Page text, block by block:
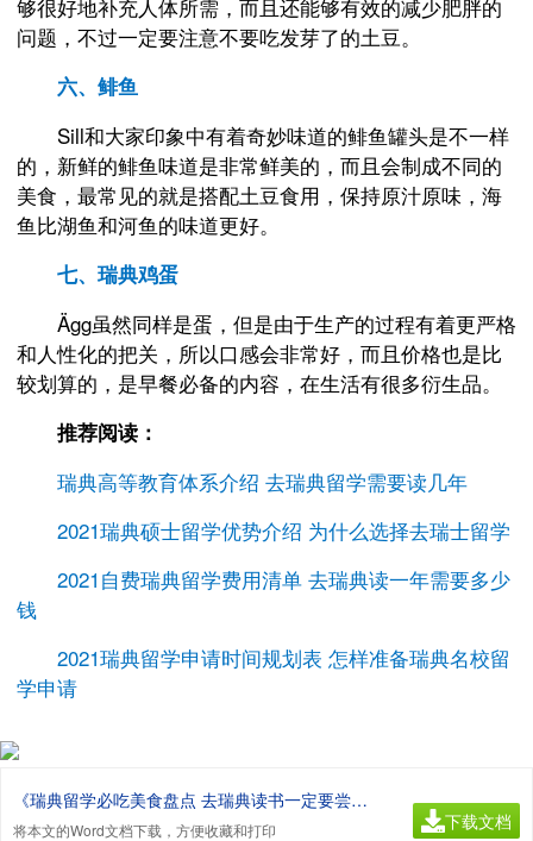
够很好地补充人体所需，而且还能够有效的减少肥胖的
问题，不过一定要注意不要吃发芽了的土豆。
六、鲱鱼
Sill和大家印象中有着奇妙味道的鲱鱼罐头是不一样
的，新鲜的鲱鱼味道是非常鲜美的，而且会制成不同的
美食，最常见的就是搭配土豆食用，保持原汁原味，海
鱼比湖鱼和河鱼的味道更好。
七、瑞典鸡蛋
Ägg虽然同样是蛋，但是由于生产的过程有着更严格
和人性化的把关，所以口感会非常好，而且价格也是比
较划算的，是早餐必备的内容，在生活有很多衍生品。
推荐阅读：
瑞典高等教育体系介绍 去瑞典留学需要读几年
2021瑞典硕士留学优势介绍 为什么选择去瑞士留学
2021自费瑞典留学费用清单 去瑞典读一年需要多少
钱
2021瑞典留学申请时间规划表 怎样准备瑞典名校留
学申请
《瑞典留学必吃美食盘点 去瑞典读书一定要尝尝这些东西.doc》
将本文的Word文档下载，方便收藏和打印 下载文档